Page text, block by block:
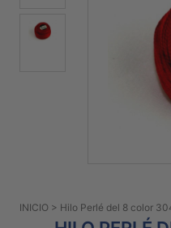
MARCAS
Preguntas
INICIO > Hilo Perlé del 8 color